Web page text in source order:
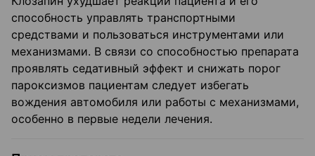
способность управлять транспортными
средствами и пользоваться инструментами или
механизмами. В связи со способностью препарата
проявлять седативный эффект и снижать порог
пароксизмов пациентам следует избегать
вождения автомобиля или работы с механизмами,
особенно в первые недели лечения.